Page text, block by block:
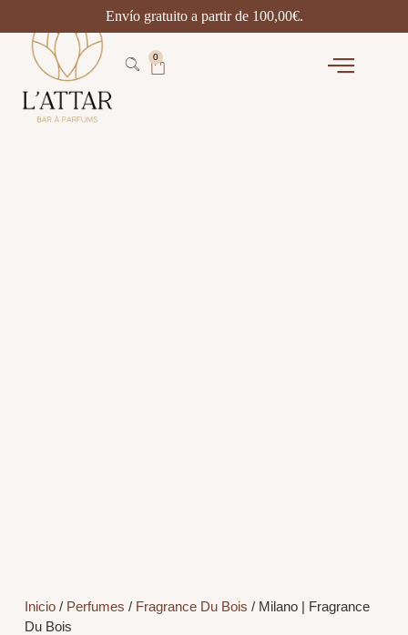
0
Inicio/ Perfumes / Fragrance Du Bois / Milano | Fragrance
Du Bois
Envío gratuito a partir de 100,00€.